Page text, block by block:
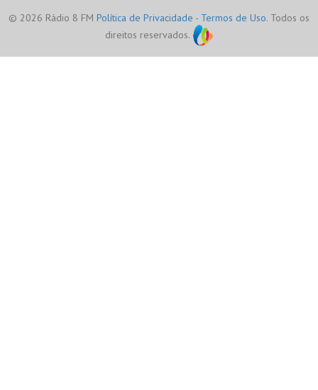
© 2026 Rádio 8 FM Política de Privacidade - Termos de Uso. Todos os
direitos reservados.